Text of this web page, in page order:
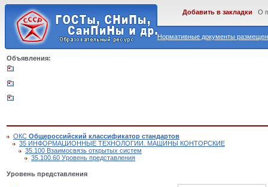
Нормативные документы
Добавить в закладки О
Объявления:
ОКС Общероссийский классификатор стандартов
35 ИНФОРМАЦИОННЫЕ ТЕХНОЛОГИИ. МАШИНЫ КОНТОРСКИЕ
35.100 Взаимосвязь открытых систем
35.100.60 Уровень представления
Уровень представления